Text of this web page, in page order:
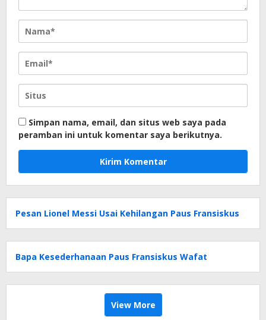
Simpan nama, email, dan situs web saya pada
peramban ini untuk komentar saya berikutnya.
Pesan Lionel Messi Usai Kehilangan Paus Fransiskus
Bapa Kesederhanaan Paus Fransiskus Wafat
View More